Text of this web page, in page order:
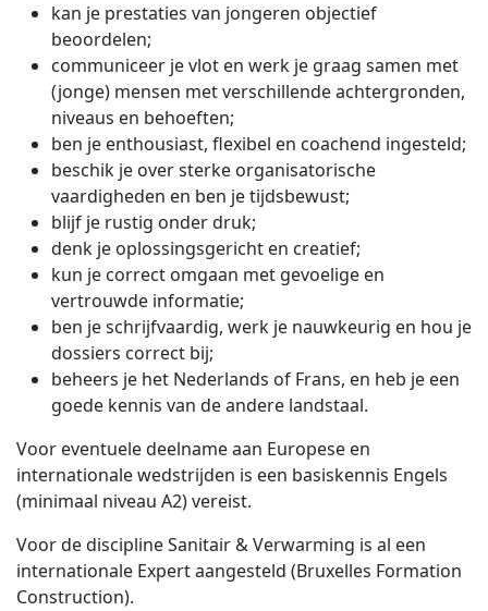
kan je prestaties van jongeren objectief
beoordelen;
communiceer je vlot en werk je graag samen met
(jonge) mensen met verschillende achtergronden,
niveaus en behoeften;
ben je enthousiast, flexibel en coachend ingesteld;
beschik je over sterke organisatorische
vaardigheden en ben je tijdsbewust;
blijf je rustig onder druk;
denk je oplossingsgericht en creatief;
kun je correct omgaan met gevoelige en
vertrouwde informatie;
ben je schrijfvaardig, werk je nauwkeurig en hou je
dossiers correct bij;
beheers je het Nederlands of Frans, en heb je een
goede kennis van de andere landstaal.
Voor eventuele deelname aan Europese en
internationale wedstrijden is een basiskennis Engels
(minimaal niveau A2) vereist.
Voor de discipline Sanitair & Verwarming is al een
internationale Expert aangesteld (Bruxelles Formation
Construction).